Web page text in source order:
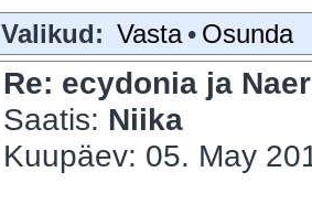
Valikud: Vasta • Osunda
Re: ecydonia ja
Saatis: Niika
Kuupäev: 05. May